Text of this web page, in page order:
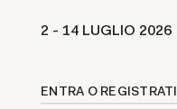
2 - 14 LUGLIO 2026
ENTRA O REGISTRATI